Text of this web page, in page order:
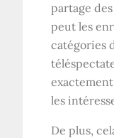
partage
peut les
catégories
les
De plus,